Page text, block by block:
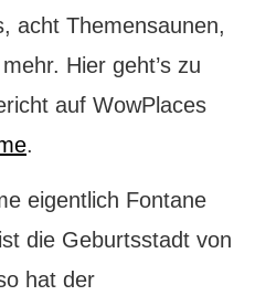
acht Themensaunen,
Hier geht’s zu
auf WowPlaces
.
eigentlich Fontane
die Geburtsstadt von
hat der